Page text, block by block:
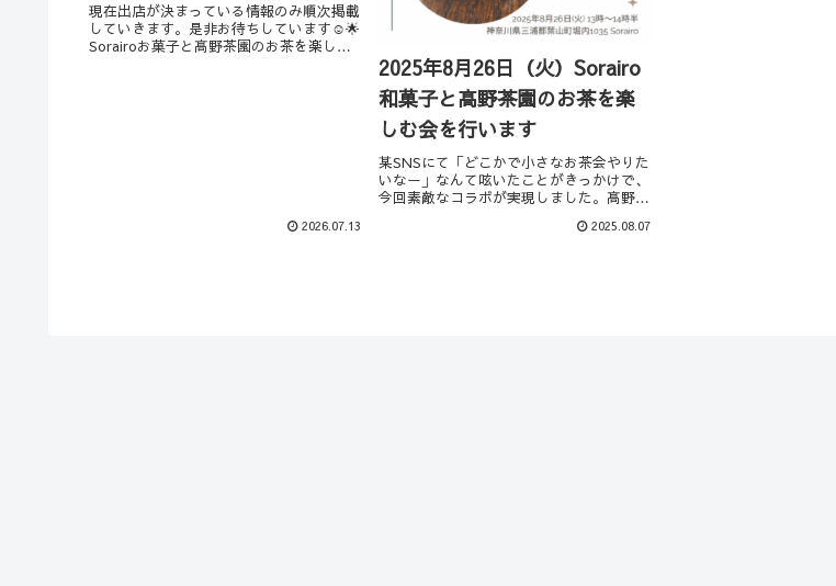
現在出店が決まっている情報のみ順次掲載
していきます。是非お待ちしています☺🌟
Sorairoお菓子と髙野茶園のお茶を楽しむ
2026.07.13
2025年8月26日（火）Sorairo
和菓子と髙野茶園のお茶を楽
しむ会を行います
某SNSにて「どこかで小さなお茶会やりた
いなー」なんて呟いたことがきっかけで、
今回素敵なコラボが実現しました。髙野茶
葉山町。穏やかなこの地にあるSorairoさ
2025.08.07